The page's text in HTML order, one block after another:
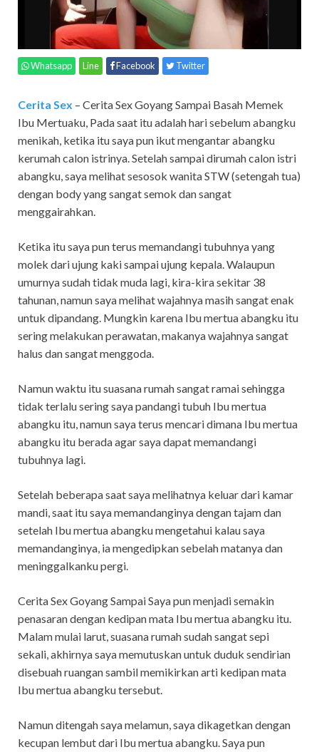
Whatsapp Line Facebook Twitter
Cerita Sex – Cerita Sex Goyang Sampai Basah Memek
Ibu Mertuaku, Pada saat itu adalah hari sebelum abangku
menikah, ketika itu saya pun ikut mengantar abangku
kerumah calon istrinya. Setelah sampai dirumah calon istri
abangku, saya melihat sesosok wanita STW (setengah tua)
dengan body yang sangat semok dan sangat
menggairahkan.
Ketika itu saya pun terus memandangi tubuhnya yang
molek dari ujung kaki sampai ujung kepala. Walaupun
umurnya sudah tidak muda lagi, kira-kira sekitar 38
tahunan, namun saya melihat wajahnya masih sangat enak
untuk dipandang. Mungkin karena Ibu mertua abangku itu
sering melakukan perawatan, makanya wajahnya sangat
halus dan sangat menggoda.
Namun waktu itu suasana rumah sangat ramai sehingga
tidak terlalu sering saya pandangi tubuh Ibu mertua
abangku itu, namun saya terus mencari dimana Ibu mertua
abangku itu berada agar saya dapat memandangi
tubuhnya lagi.
Setelah beberapa saat saya melihatnya keluar dari kamar
mandi, saat itu saya memandanginya dengan tajam dan
setelah Ibu mertua abangku mengetahui kalau saya
memandanginya, ia mengedipkan sebelah matanya dan
meninggalkanku pergi.
Cerita Sex Goyang Sampai Saya pun menjadi semakin
penasaran dengan kedipan mata Ibu mertua abangku itu.
Malam mulai larut, suasana rumah sudah sangat sepi
sekali, akhirnya saya memutuskan untuk duduk sendirian
disebuah ruangan sambil memikirkan arti kedipan mata
Ibu mertua abangku tersebut.
Namun ditengah saya melamun, saya dikagetkan dengan
kecupan lembut dari Ibu mertua abangku. Saya pun